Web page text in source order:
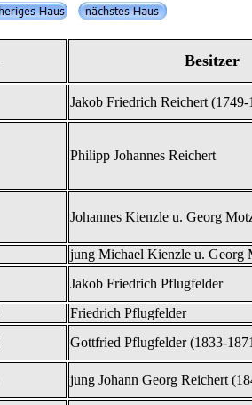
Besitzer
Jakob Friedrich Reichert (1749-
Philipp Johannes Reichert
Johannes Kienzle u. Georg
jung Michael Kienzle u. Georg
Jakob Friedrich Pflugfelder
Friedrich Pflugfelder
Gottfried Pflugfelder (1833-
jung Johann Georg Reichert